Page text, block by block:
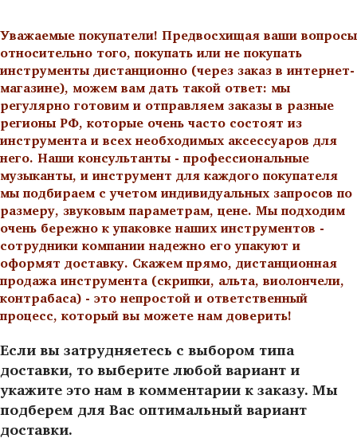
Уважаемые покупатели! Предвосхищая ваши вопросы
относительно того, покупать или не покупать
инструменты дистанционно (через заказ в интернет-
магазине), можем вам дать такой ответ: мы
регулярно готовим и отправляем заказы в разные
регионы РФ, которые очень часто состоят из
инструмента и всех необходимых аксессуаров для
него. Наши консультанты - профессиональные
музыканты, и инструмент для каждого покупателя
мы подбираем с учетом индивидуальных запросов по
размеру, звуковым параметрам, цене. Мы подходим
очень бережно к упаковке наших инструментов -
сотрудники компании надежно его упакуют и
оформят доставку. Скажем прямо, дистанционная
продажа инструмента (скрипки, альта, виолончели,
контрабаса) - это непростой и ответственный
процесс, который вы можете нам доверить!
Если вы затрудняетесь с выбором типа
доставки, то выберите любой вариант и
укажите это нам в комментарии к заказу. Мы
подберем для Вас оптимальный вариант
доставки.